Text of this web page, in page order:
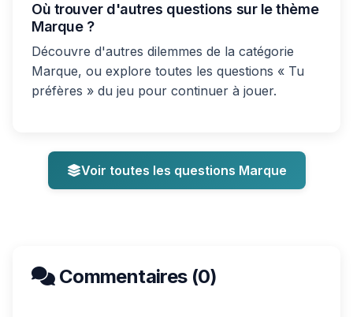
Où trouver d'autres questions sur le thème
Marque ?
Découvre d'autres dilemmes de la catégorie
Marque, ou explore toutes les questions « Tu
préfères » du jeu pour continuer à jouer.
Voir toutes les questions Marque
Commentaires (0)